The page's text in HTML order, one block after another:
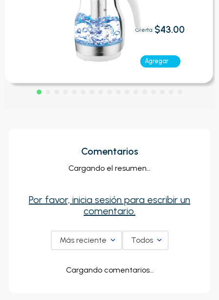
Oferta: $43.00
Agregar
Comentarios
Cargando el resumen…
Por favor, inicia sesión para escribir un
comentario.
Más reciente Todos
Cargando comentarios…